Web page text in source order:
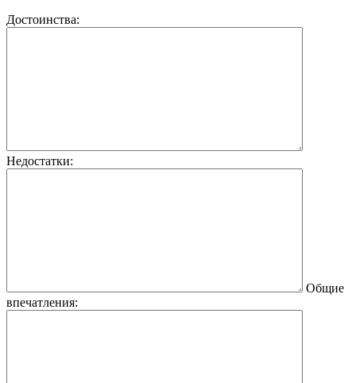
Достоинства:
Недостатки:
Общие
впечатления: